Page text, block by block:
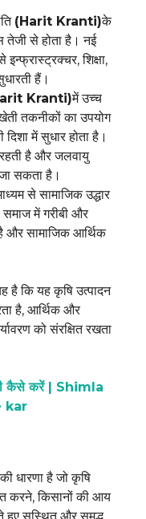
(Harit Kranti)के
तेजी से होता है। नई
शिक्षा,
हैं।
Kranti)में उच्च
तकनीकों का उपयोग
में सुधार होता है।
है और जलवायु
सकता है।
से सामाजिक उद्धार
में गरीबी और
और सामाजिक आर्थिक
है कि यह कृषि उत्पादन
है, आर्थिक और
को संरक्षित रखता
कैसे करें | Shimla
kar
धारणा है जो कृषि
करने, किसानों की आय